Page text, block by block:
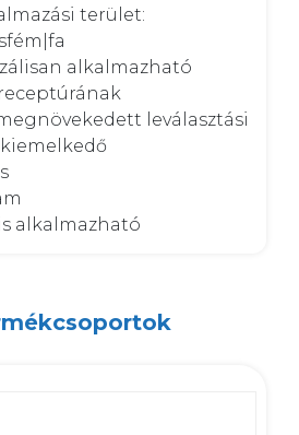
terület:
alkalmazható
leválasztási
alkalmazható